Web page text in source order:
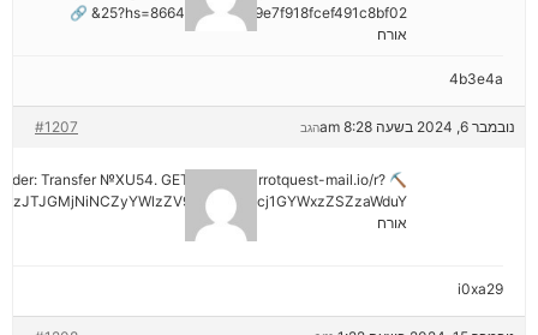
25?hs=8664c520642b9e7f918fcef491c8bf02& 🔗
אורח
4b3e4a
נובמבר 6, 2024 בשעה 8:28 am #1207 הגב
Transfer №XU54. GET >> out.carrotquest-mail.io/r?
אורח
i0xa29